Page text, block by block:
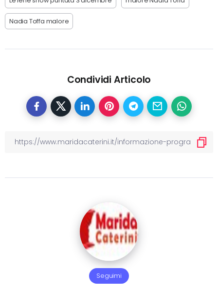
Nadia Toffa malore
Condividi Articolo
Seguimi